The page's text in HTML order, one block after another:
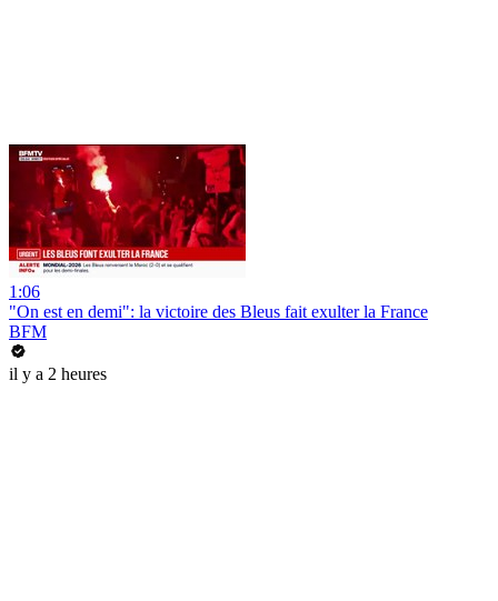
1:06
"On est en demi": la victoire des Bleus fait exulter la France
BFM
il y a 2 heures